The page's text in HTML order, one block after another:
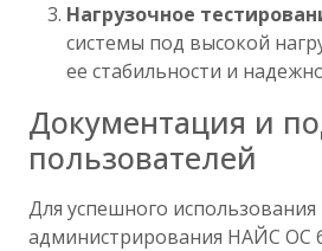
Нагрузочное
системы под высокой
ее стабильности и
Документация и
пользователей
Для успешного использования
администрирования НАЙС ОС